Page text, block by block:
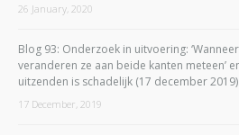
26 January, 2020
Blog 93: Onderzoek in uitvoering:
veranderen ze aan beide kanten meteen’
uitzenden is schadelijk (17 december 2019)
17 December, 2019